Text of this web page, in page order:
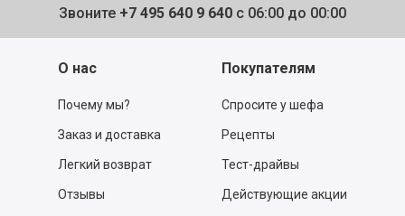
Звоните +7 495 640 9 640 с 06:00 до 00:00
О нас
Почему мы?
Заказ и доставка
Легкий возврат
Отзывы
Покупателям
Спросите у шефа
Рецепты
Тест-драйвы
Действующие акции